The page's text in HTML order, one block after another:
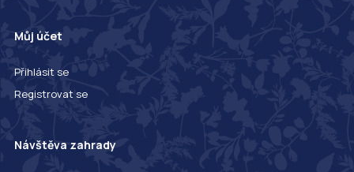
Můj účet
Přihlásit se
Registrovat se
Návštěva zahrady